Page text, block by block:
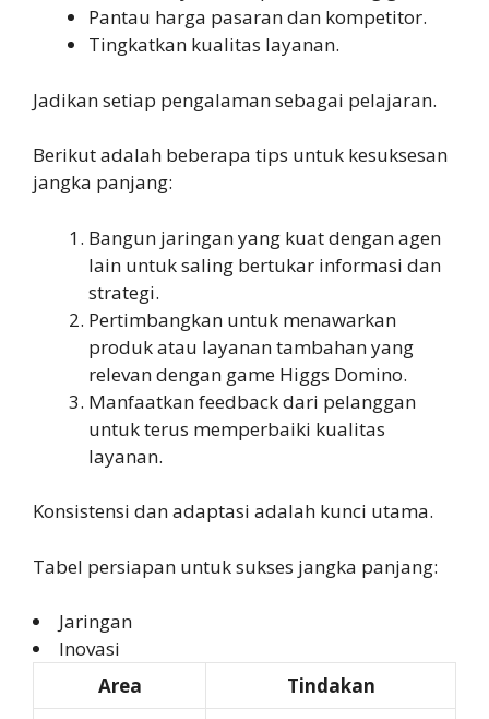
Pantau harga pasaran dan kompetitor.
Tingkatkan kualitas layanan.
Jadikan setiap pengalaman sebagai pelajaran.
Berikut adalah beberapa tips untuk kesuksesan
jangka panjang:
Bangun jaringan yang kuat dengan agen
lain untuk saling bertukar informasi dan
strategi.
Pertimbangkan untuk menawarkan
produk atau layanan tambahan yang
relevan dengan game Higgs Domino.
Manfaatkan feedback dari pelanggan
untuk terus memperbaiki kualitas
layanan.
Konsistensi dan adaptasi adalah kunci utama.
Tabel persiapan untuk sukses jangka panjang:
Jaringan
Inovasi
Area
Tindakan